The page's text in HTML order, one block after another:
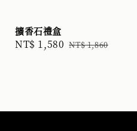
擴香石禮盒
Sale
NT$ 1,580 Regular
NT$ 1,860